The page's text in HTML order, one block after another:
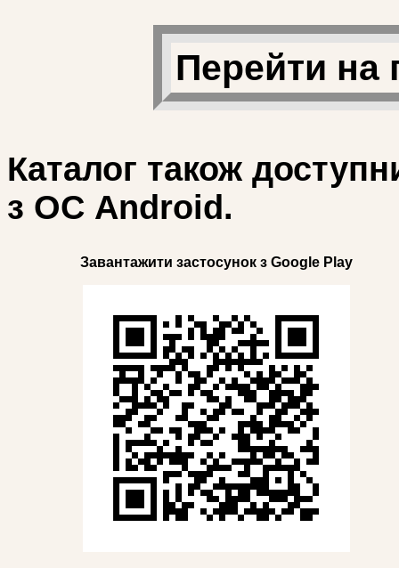
Перейти на
Каталог також
з ОС Android.
Завантажити застосунок з Google Play